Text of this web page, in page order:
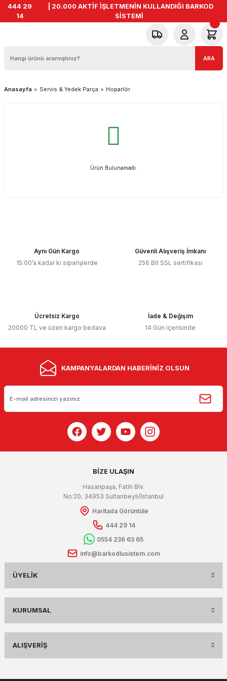
444 29
14
| 20.000 AKTİF İŞLETMENİN KULLANDIĞI BARKOD
SİSTEMİ
ARA
Anasayfa Servis & Yedek Parça Hoparlör
Ürün Bulunamadı.
Aynı Gün Kargo
15:00’a kadar ki siparişlerde
Güvenli Alışveriş İmkanı
256 Bit SSL sertifikası
Ücretsiz Kargo
20000 TL ve üzeri kargo bedava
İade & Değişim
14 Gün içerisinde
KAMPANYALARDAN HABERİNİZ OLSUN
BİZE ULAŞIN
Hasanpaşa, Fatih Blv.
No:20, 34953 Sultanbeyli/İstanbul
Haritada Görüntüle
444 29 14
0554 236 63 65
info@barkodlusistem.com
ÜYELIK
KURUMSAL
ALIŞVERIŞ